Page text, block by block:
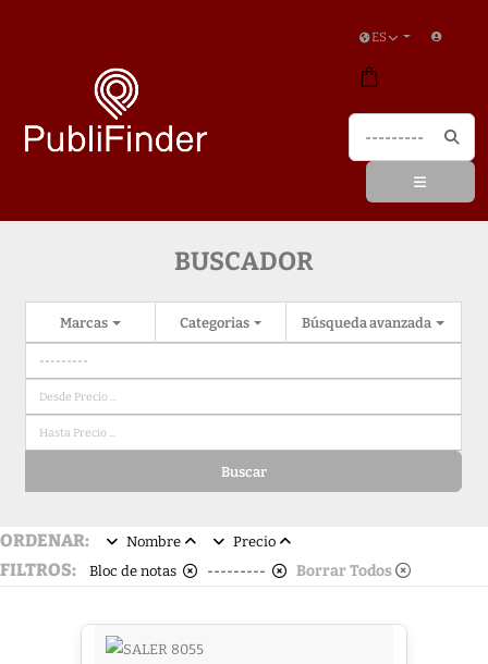
ES
BUSCADOR
Categorias
Marcas Búsqueda avanzada
Buscar
ORDENAR: Nombre Precio
FILTROS: Bloc de notas --------- Borrar Todos